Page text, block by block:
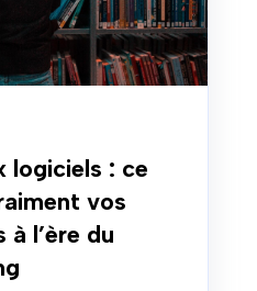
logiciels : ce
vos
l’ère du